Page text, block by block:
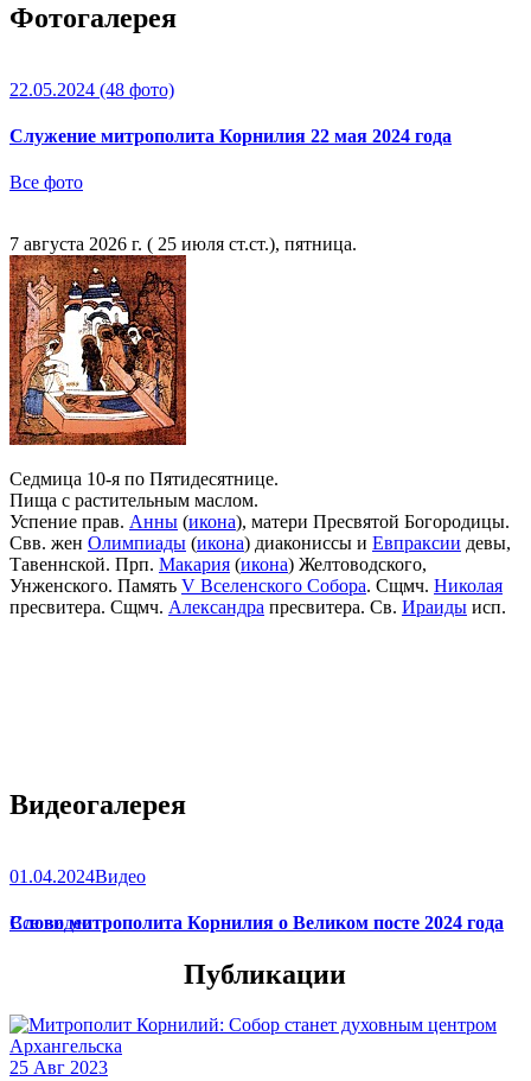
Фотогалерея
22.05.2024 (48 фото)
Служение митрополита Корнилия 22 мая 2024 года
Все фото
7 августа 2026 г. ( 25 июля ст.ст.), пятница.
Седмица 10-я по Пятидесятнице.
Пища с растительным маслом.
Успение прав. Анны (икона), матери Пресвятой Богородицы.
Свв. жен Олимпиады (икона) диакониссы и Евпраксии девы,
Тавеннской. Прп. Макария (икона) Желтоводского,
Унженского. Память V Вселенского Собора. Сщмч. Николая
пресвитера. Сщмч. Александра пресвитера. Св. Ираиды исп.
Видеогалерея
01.04.2024Видео
Слово митрополита Корнилия о Великом посте 2024 года
Все видео
Публикации
25 Авг 2023